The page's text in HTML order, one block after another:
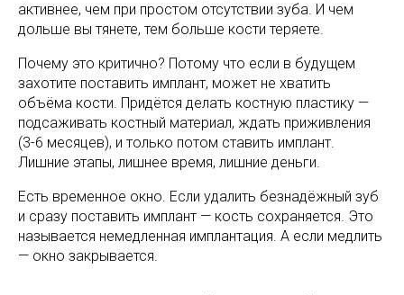
активнее, чем при простом отсутствии зуба. И чем
дольше вы тянете, тем больше кости теряете.
Почему это критично? Потому что если в будущем
захотите поставить имплант, может не хватить
объёма кости. Придётся делать костную пластику —
подсаживать костный материал, ждать приживления
(3-6 месяцев), и только потом ставить имплант.
Лишние этапы, лишнее время, лишние деньги.
Есть временное окно. Если удалить безнадёжный зуб
и сразу поставить имплант — кость сохраняется. Это
называется немедленная имплантация. А если медлить
— окно закрывается.